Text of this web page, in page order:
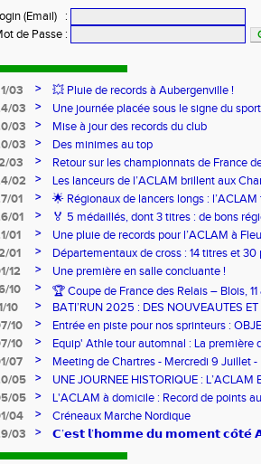
(Email)
:
de Passe :
03 >
💥 Pluie de records à Aubergenville !
03
>
Une journée placée sous le signe du
03
>
Mise à jour des records du club
03
>
Des minimes au top
03
>
Retour sur les championnats de France
02
>
Les lanceurs de l’ACLAM brillent aux
Lancers Longs à Nice
01 >
🌟 Régionaux de lancers longs :
sur-Loire
01 >
🏅 5 médaillés, dont 3 titres : de bons
pour l’Aclam !
01 >
Une pluie de records pour l’ACLAM à
01
>
Départementaux de cross : 14 titres et 30
12
>
Une première en salle concluante !
10
>
🏆 Coupe de France des Relais – Blois,
10
>
BATI’RUN 2025 : DES NOUVEAUTES
10
>
Entrée en piste pour nos sprinteurs :
FRANCE !
10 >
Equip' Athle tour automnal : La première
jeunes !
07 >
Meeting de Chartres - Mercredi 9 Juillet
05
>
UNE JOURNEE HISTORIQUE : L’ACLAM
05
>
L'ACLAM à domicile : Record de points
04
>
Créneaux Marche Nordique
03
> 𝗖’𝗲𝘀𝘁 𝗹’𝗵𝗼𝗺𝗺𝗲 𝗱𝘂 𝗺𝗼𝗺𝗲𝗻𝘁 𝗰𝗼̂𝘁𝗲́